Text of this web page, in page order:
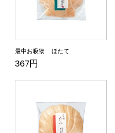
最中お吸物 ほたて
367円